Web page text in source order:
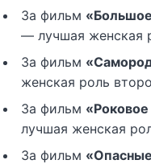
За фильм
— лучшая женская
За фильм
женская роль
За фильм
лучшая женская
За фильм